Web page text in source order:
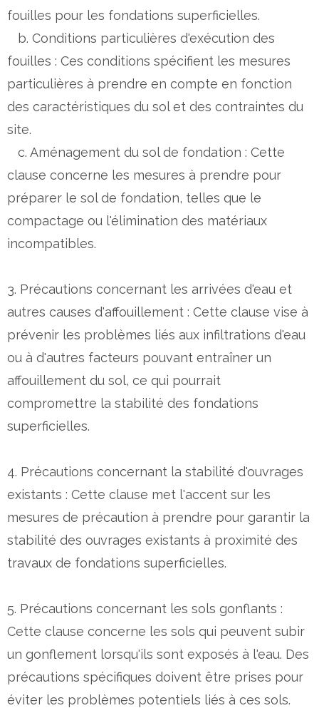
fouilles pour les fondations superficielles.
b. Conditions particulières d'exécution des
fouilles : Ces conditions spécifient les mesures
particulières à prendre en compte en fonction
des caractéristiques du sol et des contraintes du
site.
c. Aménagement du sol de fondation : Cette
clause concerne les mesures à prendre pour
préparer le sol de fondation, telles que le
compactage ou l'élimination des matériaux
incompatibles.
3. Précautions concernant les arrivées d'eau et
autres causes d'affouillement : Cette clause vise à
prévenir les problèmes liés aux infiltrations d'eau
ou à d'autres facteurs pouvant entraîner un
affouillement du sol, ce qui pourrait
compromettre la stabilité des fondations
superficielles.
4. Précautions concernant la stabilité d'ouvrages
existants : Cette clause met l'accent sur les
mesures de précaution à prendre pour garantir la
stabilité des ouvrages existants à proximité des
travaux de fondations superficielles.
5. Précautions concernant les sols gonflants :
Cette clause concerne les sols qui peuvent subir
un gonflement lorsqu'ils sont exposés à l'eau. Des
précautions spécifiques doivent être prises pour
éviter les problèmes potentiels liés à ces sols.